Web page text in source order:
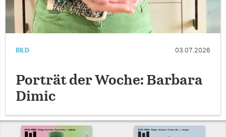
BILD 03.07.2026
Porträt der Woche: Barbara
Dimic